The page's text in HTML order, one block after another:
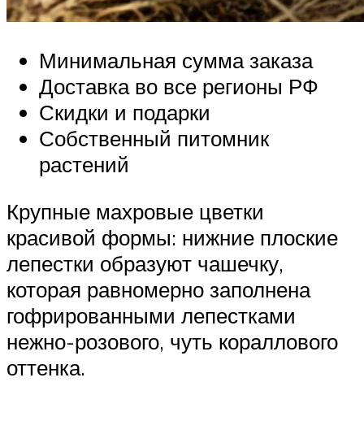
Минимальная сумма заказа
Доставка во все регионы РФ
Скидки и подарки
Собственный питомник
растений
Крупные махровые цветки
красивой формы: нижние плоские
лепестки образуют чашечку,
которая равномерно заполнена
гофрированными лепестками
нежно-розового, чуть кораллового
оттенка.